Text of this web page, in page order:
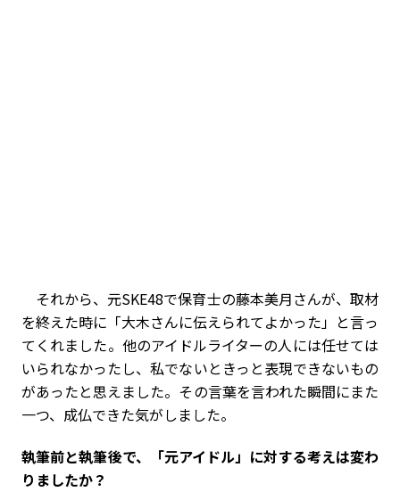
それから、元SKE48で保育士の藤本美月さんが、取材
を終えた時に「大木さんに伝えられてよかった」と言っ
てくれました。他のアイドルライターの人には任せては
いられなかったし、私でないときっと表現できないもの
があったと思えました。その言葉を言われた瞬間にまた
一つ、成仏できた気がしました。
――執筆前と執筆後で、「元アイドル」に対する考えは変わ
りましたか？